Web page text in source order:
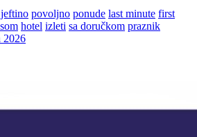
jeftino povoljno ponude last minute first
hotel izleti sa doručkom praznik
2026